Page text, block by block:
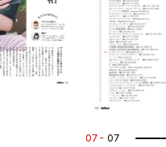
07 07